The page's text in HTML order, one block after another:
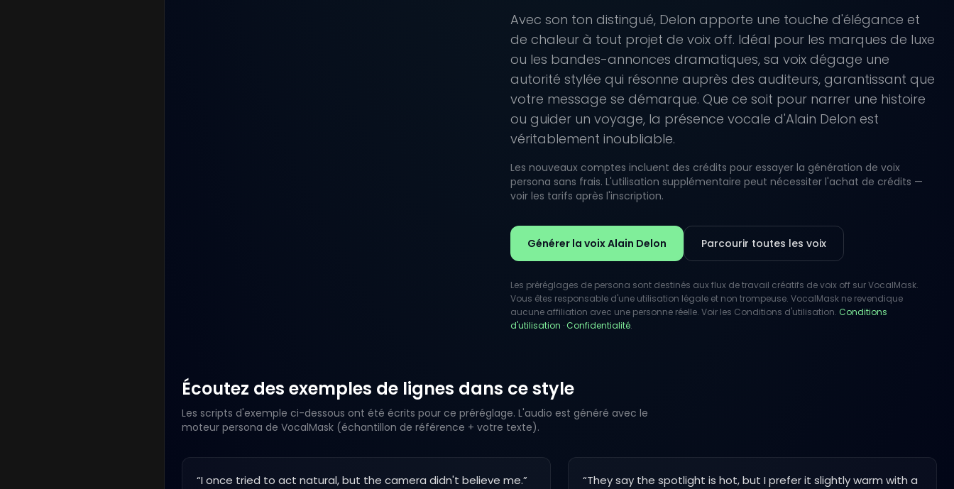
Avec son ton distingué, Delon apporte une touche d'élégance et
de chaleur à tout projet de voix off. Idéal pour les marques de luxe
ou les bandes-annonces dramatiques, sa voix dégage une
autorité stylée qui résonne auprès des auditeurs, garantissant que
votre message se démarque. Que ce soit pour narrer une histoire
ou guider un voyage, la présence vocale d'Alain Delon est
véritablement inoubliable.
Les nouveaux comptes incluent des crédits pour essayer la génération de voix
persona sans frais. L'utilisation supplémentaire peut nécessiter l'achat de crédits —
voir les tarifs après l'inscription.
Générer la voix Alain Delon Parcourir toutes les voix
Les préréglages de persona sont destinés aux flux de travail créatifs de voix off sur VocalMask.
Vous êtes responsable d'une utilisation légale et non trompeuse. VocalMask ne revendique
aucune affiliation avec une personne réelle. Voir les Conditions d'utilisation. Conditions
d'utilisation ·Confidentialité.
Écoutez des exemples de lignes dans ce style
Les scripts d'exemple ci-dessous ont été écrits pour ce préréglage. L'audio est généré avec le
moteur persona de VocalMask (échantillon de référence + votre texte).
“I once tried to act natural, but the camera didn't believe me.” “They say the spotlight is hot, but I prefer it slightly warm with a